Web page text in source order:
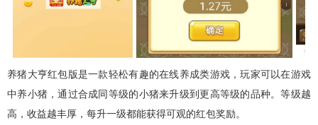
养猪大亨红包版是一款轻松有趣的在线养成类游戏，玩家可以在游戏
中养小猪，通过合成同等级的小猪来升级到更高等级的品种。等级越
高，收益越丰厚，每升一级都能获得可观的红包奖励。